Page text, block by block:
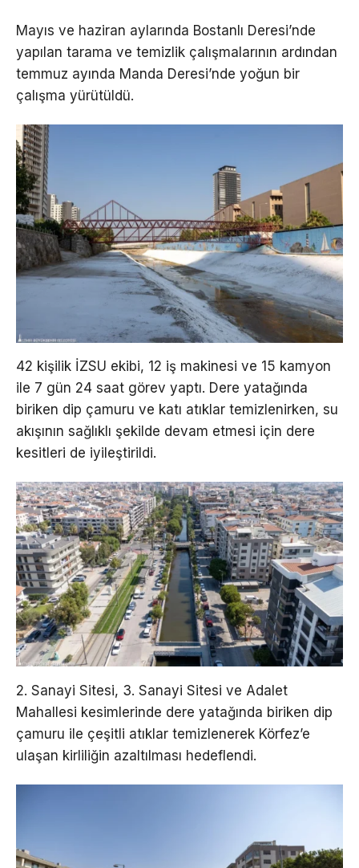
Mayıs ve haziran aylarında Bostanlı Deresi’nde
yapılan tarama ve temizlik çalışmalarının ardından
temmuz ayında Manda Deresi’nde yoğun bir
çalışma yürütüldü.
42 kişilik İZSU ekibi, 12 iş makinesi ve 15 kamyon
ile 7 gün 24 saat görev yaptı. Dere yatağında
biriken dip çamuru ve katı atıklar temizlenirken, su
akışının sağlıklı şekilde devam etmesi için dere
kesitleri de iyileştirildi.
2. Sanayi Sitesi, 3. Sanayi Sitesi ve Adalet
Mahallesi kesimlerinde dere yatağında biriken dip
çamuru ile çeşitli atıklar temizlenerek Körfez’e
ulaşan kirliliğin azaltılması hedeflendi.